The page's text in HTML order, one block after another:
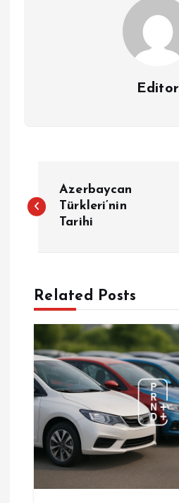
Editor
a
g
e
z
n
m
Azerbaycan
Türkleri’nin
Tarihi
Related Posts